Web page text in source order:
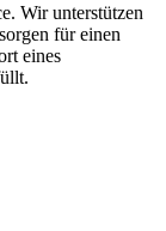
Wir unterstützen
für einen
eines